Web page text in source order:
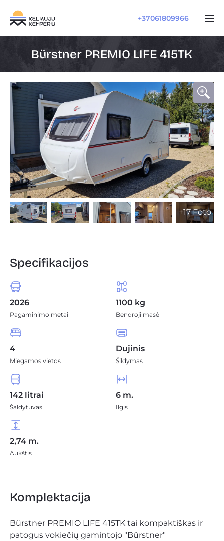
+37061809966
Bürstner PREMIO LIFE 415TK
+17 Foto
Specifikacijos
2026
Pagaminimo metai
1100 kg
Bendroji masė
4
Miegamos vietos
Dujinis
Šildymas
142 litrai
Šaldytuvas
6 m.
Ilgis
2,74 m.
Aukštis
Komplektacija
Bürstner PREMIO LIFE 415TK tai kompaktiškas ir
patogus vokiečių gamintojo "Bürstner"